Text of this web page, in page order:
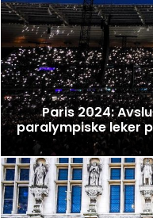
Paris 2024:
paralympiske leker